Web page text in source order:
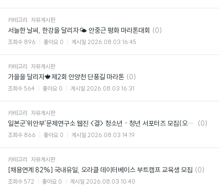
카테고리 자유게시판
서늘한 날씨, 한강을 달리자🌤️ 안중근 평화 마라톤대회 댓
(0)
조회수 896 좋아요 0 게시일 2026.08.03 16:45
카테고리 자유게시판
가을을 달리자🍁제2회 안양천 단풍길 마라톤 댓
글
(0)
조회수 564 좋아요 0 게시일 2026.08.03 16:31
카테고리 자유게시판
일본군'위안부'문제연구소 웹진 <결> 청소년 · 청년 서포터즈 모집(오늘마감!!)
댓
(0)
조회수 866 좋아요 0 게시일 2026.08.03 14:19
카테고리 자유게시판
[채용연계 82%] 국내유일, 오라클 데이터베이스 부트캠프 교육생 모집 댓
(0)
조회수 572 좋아요 0 게시일 2026.08.03 10:40